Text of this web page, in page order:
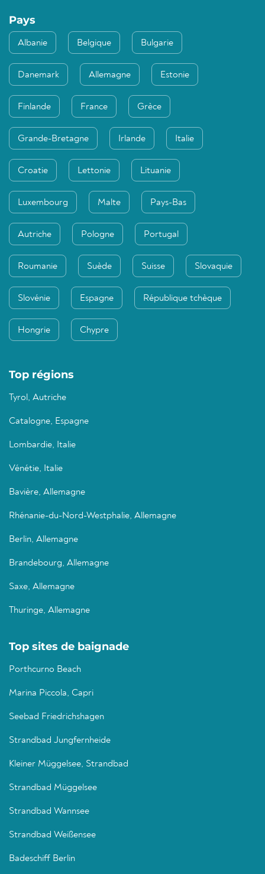
Pays
Albanie Belgique Bulgarie
Danemark Allemagne Estonie
Finlande France Grèce
Grande-Bretagne Irlande Italie
Croatie Lettonie Lituanie
Luxembourg Malte Pays-Bas
Autriche Pologne Portugal
Roumanie Suède Suisse Slovaquie
Slovénie Espagne République tchèque
Hongrie Chypre
Top régions
Tyrol, Autriche
Catalogne, Espagne
Lombardie, Italie
Vénétie, Italie
Bavière, Allemagne
Rhénanie-du-Nord-Westphalie, Allemagne
Berlin, Allemagne
Brandebourg, Allemagne
Saxe, Allemagne
Thuringe, Allemagne
Top sites de baignade
Porthcurno Beach
Marina Piccola, Capri
Seebad Friedrichshagen
Strandbad Jungfernheide
Kleiner Müggelsee, Strandbad
Strandbad Müggelsee
Strandbad Wannsee
Strandbad Weißensee
Badeschiff Berlin